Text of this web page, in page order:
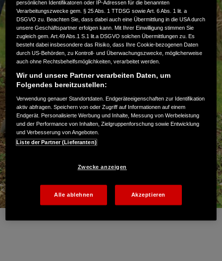
persönlichen Identifikatoren oder IP-Adressen für die benannten
Verarbeitungszwecke gem. § 25 Abs. 1 TTDSG sowie Art. 6 Abs. 1 lit. a
DSGVO zu. Beachten Sie, dass dabei auch eine Übermittlung in die USA durch
unsere Geschäftspartner erfolgen kann. Mit Ihrer Einwilligung stimmen Sie
zugleich gem. Art.49 Abs.1 S.1 lit.a DSGVO solchen Übermittlungen zu. Es
besteht dabei insbesondere das Risiko, dass Ihre Cookie-bezogenen Daten
durch US-Behörden, zu Kontroll- und Überwachungszwecke, möglicherweise
auch ohne Rechtsbehelfsmöglichkeiten, verarbeitet werden.
Wir und unsere Partner verarbeiten Daten, um
Folgendes bereitzustellen:
Verwendung genauer Standortdaten. Endgeräteeigenschaften zur Identifikation
aktiv abfragen. Speichern von oder Zugriff auf Informationen auf einem
Endgerät. Personalisierte Werbung und Inhalte, Messung von Werbeleistung
und der Performance von Inhalten, Zielgruppenforschung sowie Entwicklung
und Verbesserung von Angeboten.
Liste der Partner (Lieferanten)
Zwecke anzeigen
Alle ablehnen Akzeptieren